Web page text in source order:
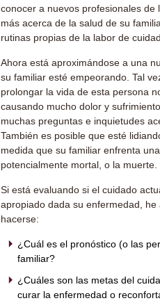
conocer a nuevos profesionales
más acerca de la salud de su
rutinas propias de la labor de
Ahora está aproximándose a una
su familiar esté empeorando. Tal
prolongar la vida de esta persona
causando mucho dolor y
muchas preguntas e inquietudes
También es posible que esté
medida que su familiar enfrenta
potencialmente mortal, o la muerte.
Si está evaluando si el cuidado
apropiado dada su enfermedad,
hacerse:
¿Cuál es el pronóstico (o las
familiar?
¿Cuáles son las metas del
curar la enfermedad o